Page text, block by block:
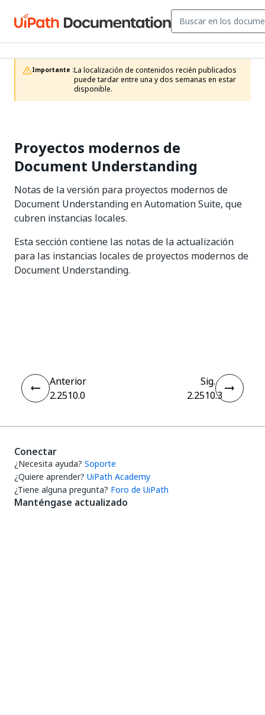
Importante :La localización de contenidos recién publicados
puede tardar entre una y dos semanas en estar
disponible.
Proyectos modernos de
Document Understanding
Notas de la versión para proyectos modernos de
Document Understanding en Automation Suite, que
cubren instancias locales.
Esta sección contiene las notas de la actualización
para las instancias locales de proyectos modernos de
Document Understanding.
Anterior
2.2510.0
Sig.
2.2510.3
Conectar
¿Necesita ayuda? Soporte
¿Quiere aprender? UiPath Academy
¿Tiene alguna pregunta? Foro de UiPath
Manténgase actualizado